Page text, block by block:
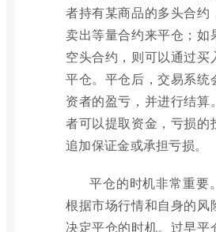
者持有某商品的多头合约
卖出等量合约来平仓；如
空头合约，则可以通过买
平仓。平仓后，交易系统
资者的盈亏，并进行结算
者可以提取资金，亏损的
追加保证金或承担亏损。
平仓的时机非常重要
根据市场行情和自身的风
决定平仓的时机。过早平